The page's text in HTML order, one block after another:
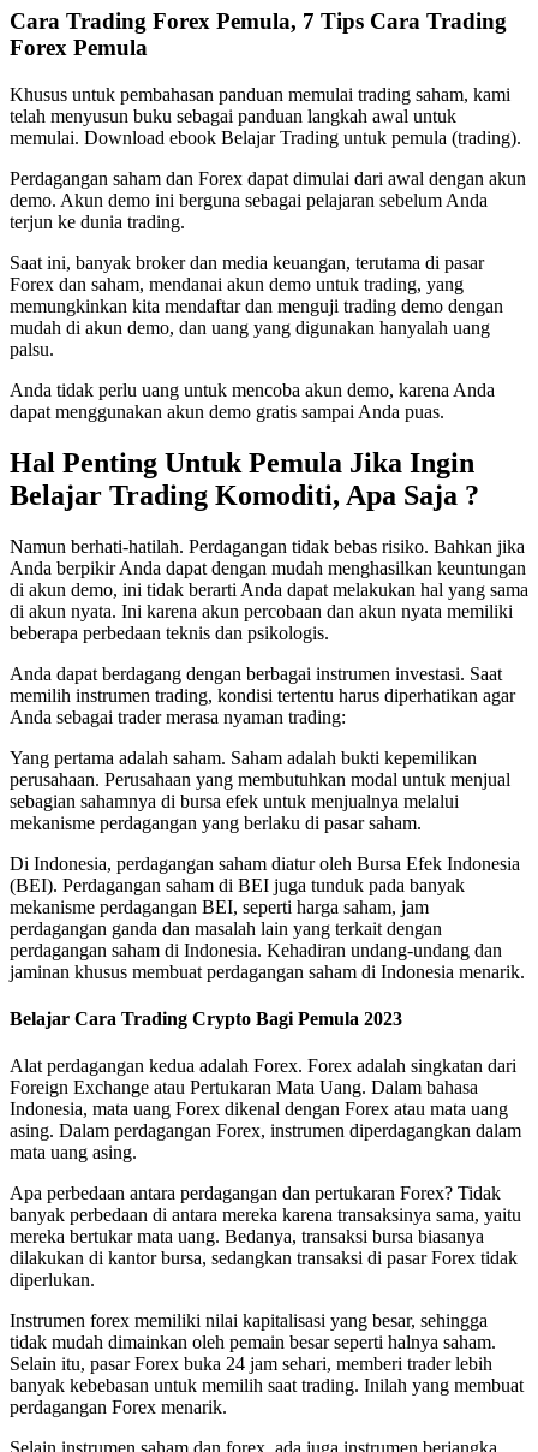
Cara Trading Forex Pemula, 7 Tips Cara Trading
Forex Pemula
Khusus untuk pembahasan panduan memulai trading saham, kami
telah menyusun buku sebagai panduan langkah awal untuk
memulai. Download ebook Belajar Trading untuk pemula (trading).
Perdagangan saham dan Forex dapat dimulai dari awal dengan akun
demo. Akun demo ini berguna sebagai pelajaran sebelum Anda
terjun ke dunia trading.
Saat ini, banyak broker dan media keuangan, terutama di pasar
Forex dan saham, mendanai akun demo untuk trading, yang
memungkinkan kita mendaftar dan menguji trading demo dengan
mudah di akun demo, dan uang yang digunakan hanyalah uang
palsu.
Anda tidak perlu uang untuk mencoba akun demo, karena Anda
dapat menggunakan akun demo gratis sampai Anda puas.
Hal Penting Untuk Pemula Jika Ingin
Belajar Trading Komoditi, Apa Saja ?
Namun berhati-hatilah. Perdagangan tidak bebas risiko. Bahkan jika
Anda berpikir Anda dapat dengan mudah menghasilkan keuntungan
di akun demo, ini tidak berarti Anda dapat melakukan hal yang sama
di akun nyata. Ini karena akun percobaan dan akun nyata memiliki
beberapa perbedaan teknis dan psikologis.
Anda dapat berdagang dengan berbagai instrumen investasi. Saat
memilih instrumen trading, kondisi tertentu harus diperhatikan agar
Anda sebagai trader merasa nyaman trading:
Yang pertama adalah saham. Saham adalah bukti kepemilikan
perusahaan. Perusahaan yang membutuhkan modal untuk menjual
sebagian sahamnya di bursa efek untuk menjualnya melalui
mekanisme perdagangan yang berlaku di pasar saham.
Di Indonesia, perdagangan saham diatur oleh Bursa Efek Indonesia
(BEI). Perdagangan saham di BEI juga tunduk pada banyak
mekanisme perdagangan BEI, seperti harga saham, jam
perdagangan ganda dan masalah lain yang terkait dengan
perdagangan saham di Indonesia. Kehadiran undang-undang dan
jaminan khusus membuat perdagangan saham di Indonesia menarik.
Belajar Cara Trading Crypto Bagi Pemula 2023
Alat perdagangan kedua adalah Forex. Forex adalah singkatan dari
Foreign Exchange atau Pertukaran Mata Uang. Dalam bahasa
Indonesia, mata uang Forex dikenal dengan Forex atau mata uang
asing. Dalam perdagangan Forex, instrumen diperdagangkan dalam
mata uang asing.
Apa perbedaan antara perdagangan dan pertukaran Forex? Tidak
banyak perbedaan di antara mereka karena transaksinya sama, yaitu
mereka bertukar mata uang. Bedanya, transaksi bursa biasanya
dilakukan di kantor bursa, sedangkan transaksi di pasar Forex tidak
diperlukan.
Instrumen forex memiliki nilai kapitalisasi yang besar, sehingga
tidak mudah dimainkan oleh pemain besar seperti halnya saham.
Selain itu, pasar Forex buka 24 jam sehari, memberi trader lebih
banyak kebebasan untuk memilih saat trading. Inilah yang membuat
perdagangan Forex menarik.